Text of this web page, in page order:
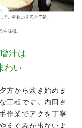
汁は
わい
方から炊き始めま
工程です。内田さ
作業でアクを丁寧
えぐみが出ないよ